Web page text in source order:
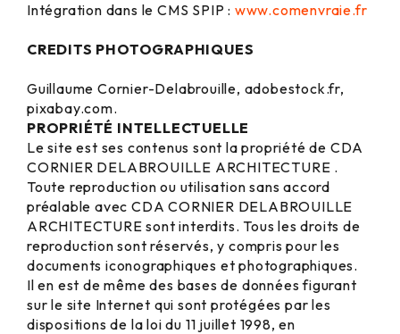
Intégration dans le CMS SPIP : www.comenvraie.fr
CREDITS PHOTOGRAPHIQUES
Guillaume Cornier-Delabrouille, adobestock.fr,
pixabay.com.
PROPRIÉTÉ INTELLECTUELLE
Le site est ses contenus sont la propriété de CDA
CORNIER DELABROUILLE ARCHITECTURE .
Toute reproduction ou utilisation sans accord
préalable avec CDA CORNIER DELABROUILLE
ARCHITECTURE sont interdits. Tous les droits de
reproduction sont réservés, y compris pour les
documents iconographiques et photographiques.
Il en est de même des bases de données figurant
sur le site Internet qui sont protégées par les
dispositions de la loi du 11 juillet 1998, en